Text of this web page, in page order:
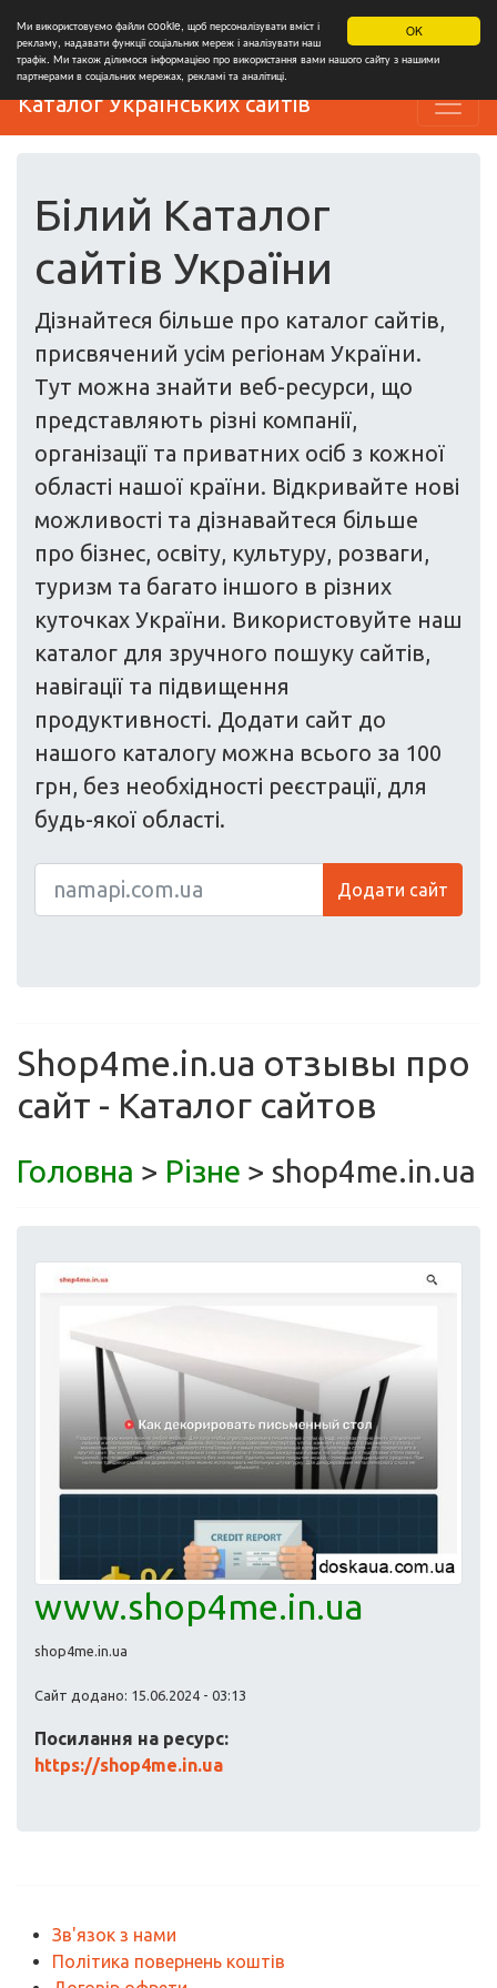
OK
Ми використовуємо файли cookie, щоб персоналізувати вміст і
рекламу, надавати функції соціальних мереж і аналізувати наш
трафік. Ми також ділимося інформацією про використання вами нашого сайту з нашими
партнерами в соціальних мережах, рекламі та аналітиці.
Каталог Українських сайтів
Білий Каталог
сайтів України
Дізнайтеся більше про каталог сайтів,
присвячений усім регіонам України.
Тут можна знайти веб-ресурси, що
представляють різні компанії,
організації та приватних осіб з кожної
області нашої країни. Відкривайте нові
можливості та дізнавайтеся більше
про бізнес, освіту, культуру, розваги,
туризм та багато іншого в різних
куточках України. Використовуйте наш
каталог для зручного пошуку сайтів,
навігації та підвищення
продуктивності. Додати сайт до
нашого каталогу можна всього за 100
грн, без необхідності реєстрації, для
будь-якої області.
Додати сайт
Shop4me.in.ua отзывы про
сайт - Каталог сайтов
Головна > Різне > shop4me.in.ua
www.shop4me.in.ua
shop4me.in.ua
Сайт додано: 15.06.2024 - 03:13
Посилання на ресурс:
https://shop4me.in.ua
Зв'язок з нами
Політика повернень коштів